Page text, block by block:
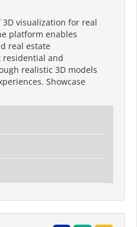
visualization for real
platform enables
real estate
residential and
realistic 3D models
Showcase